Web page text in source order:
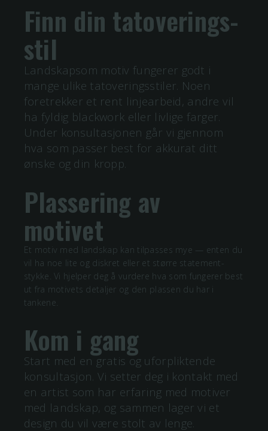
Finn din tatoverings-
stil
Landskapsom motiv fungerer godt i
mange ulike tatoveringsstiler. Noen
foretrekker et rent linjearbeid, andre vil
ha fyldig blackwork eller livlige farger.
Under konsultasjonen går vi gjennom
hva som passer best for akkurat ditt
ønske og din kropp.
Plassering av
motivet
Et motiv med landskap kan tilpasses mye — enten du
vil ha noe lite og diskret eller et større statement-
stykke. Vi hjelper deg å vurdere hva som fungerer best
ut fra motivets detaljer og den plassen du har i
tankene.
Kom i gang
Start med en gratis og uforpliktende
konsultasjon. Vi setter deg i kontakt med
en artist som har erfaring med motiver
med landskap , og sammen lager vi et
design du vil være stolt av lenge.